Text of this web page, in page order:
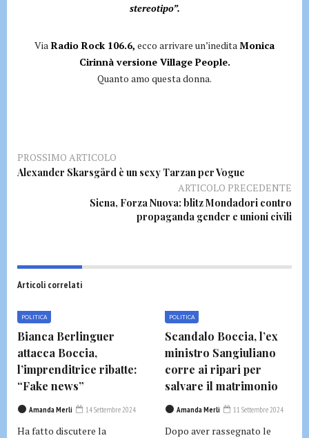
stereotipo”.
Via Radio Rock 106.6, ecco arrivare un’ineditaMonica
Cirinnà versione Village People.
Quanto amo questa donna.
PROSSIMO ARTICOLO
Alexander Skarsgård è un sexy Tarzan per Vogue
ARTICOLO PRECEDENTE
Siena, Forza Nuova: blitz Mondadori contro
propaganda gender e unioni civili
Articoli correlati
POLITICA
Bianca Berlinguer
attacca Boccia,
l’imprenditrice ribatte:
“Fake news”
Amanda Merli 14 Settembre 2024
Ha fatto discutere la
POLITICA
Scandalo Boccia, l’ex
ministro Sangiuliano
corre ai ripari per
salvare il matrimonio
Amanda Merli 11 Settembre 2024
Dopo aver rassegnato le